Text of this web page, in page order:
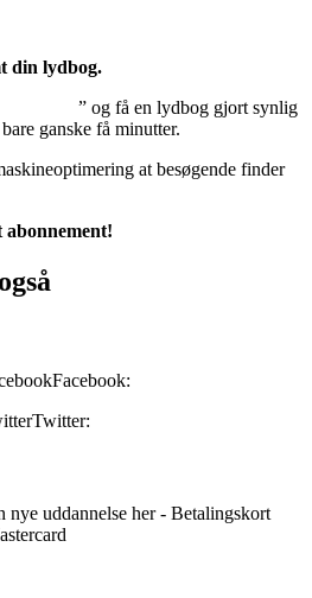
din lydbog.
” og få en lydbog gjort synlig
ganske få minutter.
at besøgende finder
abonnement!
Facebook:
Twitter: